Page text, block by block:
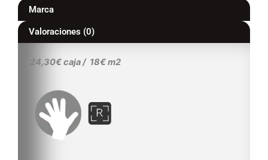
Marca
Valoraciones (0)
24,30€ caja / 18€ m2